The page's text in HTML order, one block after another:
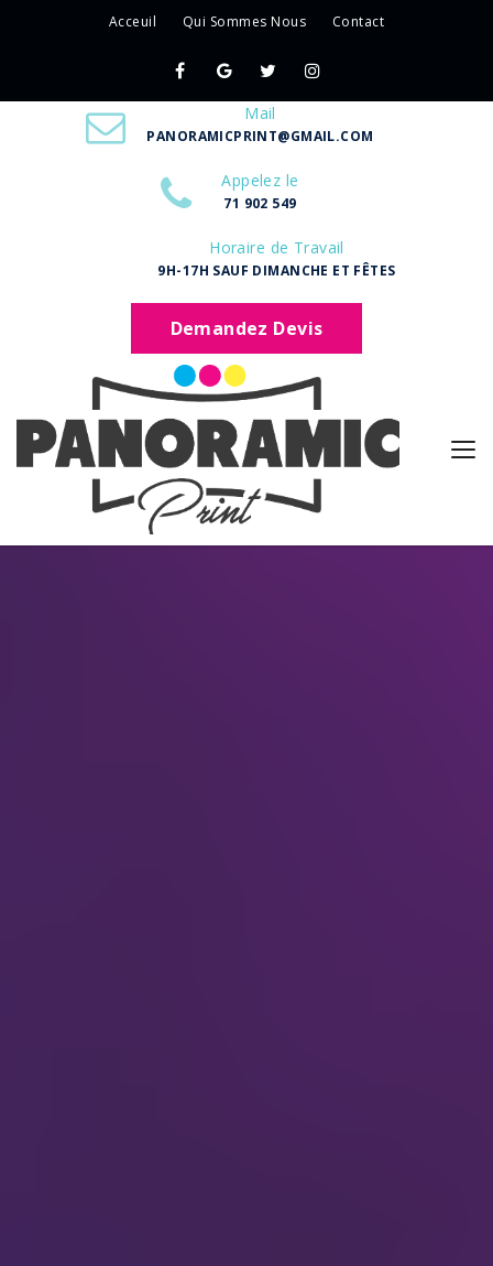
Acceuil Qui Sommes Nous Contact
Mail
PANORAMICPRINT@GMAIL.COM
Appelez le
71 902 549
Horaire de Travail
9H-17H SAUF DIMANCHE ET FÊTES
Demandez Devis